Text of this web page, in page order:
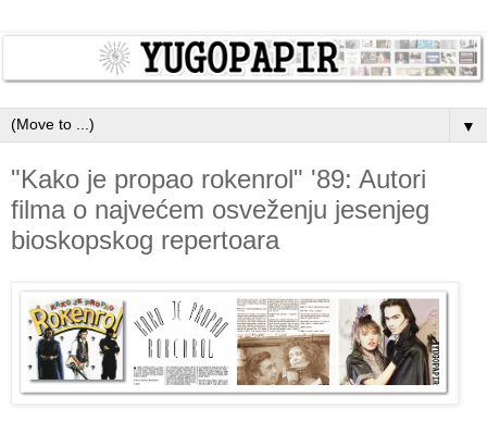
▼
"Kako je propao rokenrol" '89: Autori
filma o najvećem osveženju jesenjeg
bioskopskog repertoara